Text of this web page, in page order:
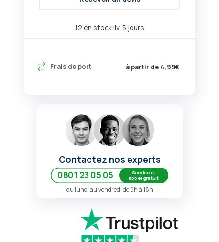
12 en stock liv. 5 jours
Frais de port à partir de 4,99€
Contactez nos experts
0801 23 05 05
Service et
appel gratuit
du lundi au vendredi de 9h à 18h